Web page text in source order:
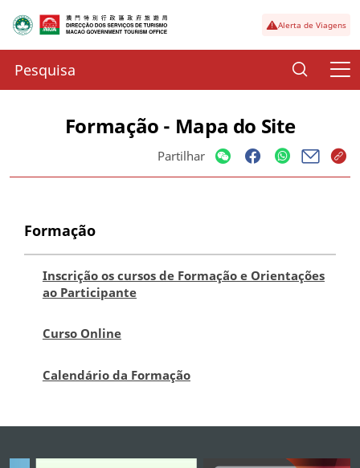
Alerta de Viagens
Formação - Mapa do Site
Partilhar
Formação
Inscrição os cursos de Formação e Orientações
ao Participante
Curso Online
Calendário da Formação